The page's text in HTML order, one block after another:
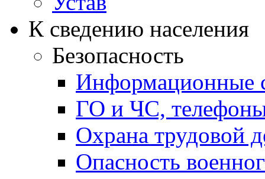
К сведению населения
Безопасность
Информационные
ГО и ЧС,
Охрана трудовой
Опасность